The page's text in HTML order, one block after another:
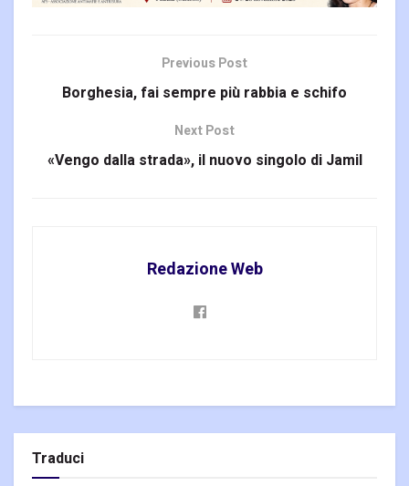
Previous Post
Borghesia, fai sempre più rabbia e schifo
Next Post
«Vengo dalla strada», il nuovo singolo di Jamil
Redazione Web
Traduci